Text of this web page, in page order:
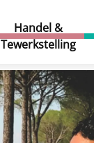
Handel &
Tewerkstelling